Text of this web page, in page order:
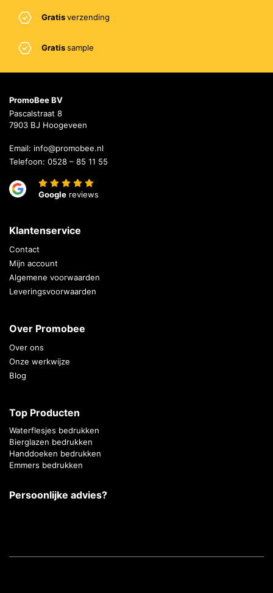
Gratisverzending
Gratissample
PromoBee BV
Pascalstraat 8
7903 BJ Hoogeveen
Email: info@promobee.nl
Telefoon: 0528 – 85 11 55
Google reviews
Klantenservice
Contact
Mijn account
Algemene voorwaarden
Leveringsvoorwaarden
Over Promobee
Over ons
Onze werkwijze
Blog
Top Producten
Waterflesjes bedrukken
Bierglazen bedrukken
Handdoeken bedrukken
Emmers bedrukken
Persoonlijke advies?